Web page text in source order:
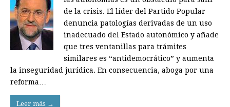
de la crisis. El líder del Partido Popular
denuncia patologías derivadas de un uso
inadecuado del Estado autonómico y añade
que tres ventanillas para trámites
similares es “antidemocrático” y aumenta
la inseguridad jurídica. En consecuencia, aboga por una
reforma…
Leer más →